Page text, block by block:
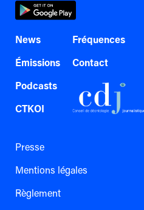
News
Émissions
Podcasts
CTKOI
Fréquences
Contact
Presse
Mentions légales
Règlement